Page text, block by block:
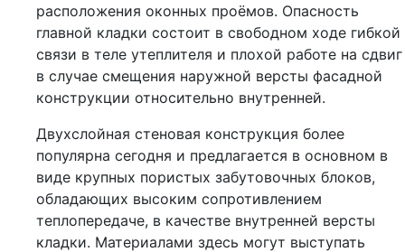
расположения оконных проёмов. Опасность
главной кладки состоит в свободном ходе гибкой
связи в теле утеплителя и плохой работе на сдвиг
в случае смещения наружной версты фасадной
конструкции относительно внутренней.
Двухслойная стеновая конструкция более
популярна сегодня и предлагается в основном в
виде крупных пористых забутовочных блоков,
обладающих высоким сопротивлением
теплопередаче, в качестве внутренней версты
кладки. Материалами здесь могут выступать